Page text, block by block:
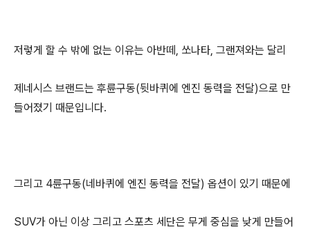
저렇게 할 수 밖에 없는 이유는 아반떼, 쏘나타, 그랜져와는 달리
제네시스 브랜드는 후륜구동(뒷바퀴에 엔진 동력을 전달)으로 만
들어졌기 때문입니다.
그리고 4륜구동(네바퀴에 엔진 동력을 전달) 옵션이 있기 때문에
SUV가 아닌 이상 그리고 스포츠 세단은 무게 중심을 낮게 만들어